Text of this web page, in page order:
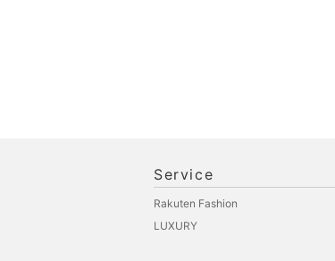
Service
Rakuten Fashion
LUXURY